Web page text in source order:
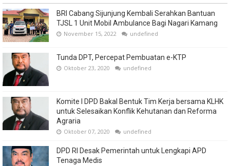
BRI Cabang Sijunjung Kembali Serahkan Bantuan
TJSL 1 Unit Mobil Ambulance Bagi Nagari Kamang
November 15, 2022 undefined
Tunda DPT, Percepat Pembuatan e-KTP
Oktober 23, 2020 undefined
Komite I DPD Bakal Bentuk Tim Kerja bersama KLHK
untuk Selesaikan Konflik Kehutanan dan Reforma
Agraria
Oktober 07, 2020 undefined
DPD RI Desak Pemerintah untuk Lengkapi APD
Tenaga Medis